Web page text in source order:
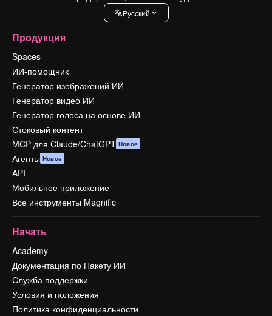
Pусский
Продукция
Spaces
ИИ-помощник
Генератор изображений ИИ
Генератор видео ИИ
Генератор голоса на основе ИИ
Стоковый контент
MCP для Claude/ChatGPT Новое
Агенты Новое
API
Мобильное приложение
Все инструменты Magnific
Начать
Academy
Документация по Пакету ИИ
Служба поддержки
Условия и положения
Политика конфиденциальности